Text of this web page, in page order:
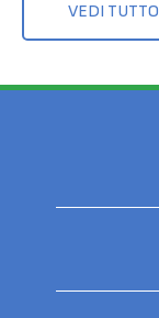
VEDI TUTTO